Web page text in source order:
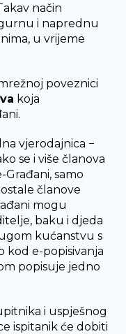
način
i naprednu
u vrijeme
poveznici
koja
vjerodajnica −
se i više članova
samo
članove
mogu
baku i djeda
kućanstvu s
kod e-popisivanja
popisuje jedno
i uspješnog
ispitanik će dobiti